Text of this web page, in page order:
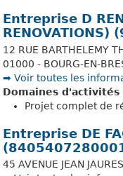
Entreprise D
12 RUE BARTHELEMY
01000 - BOURG-EN-
➡️ Voir toutes les
Domaines d'activités
Projet complet de
Entreprise DE
45 AVENUE JEAN